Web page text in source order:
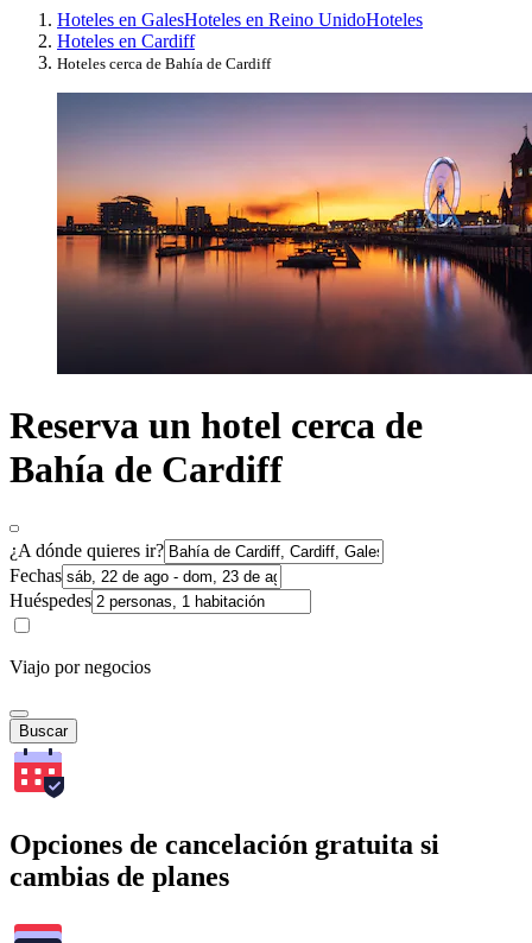
Hoteles en GalesHoteles en Reino UnidoHoteles
Hoteles en Cardiff
Hoteles cerca de Bahía de Cardiff
Reserva un hotel cerca de
Bahía de Cardiff
¿A dónde quieres ir?
Fechas
Huéspedes
Viajo por negocios
Buscar
Opciones de cancelación gratuita si
cambias de planes